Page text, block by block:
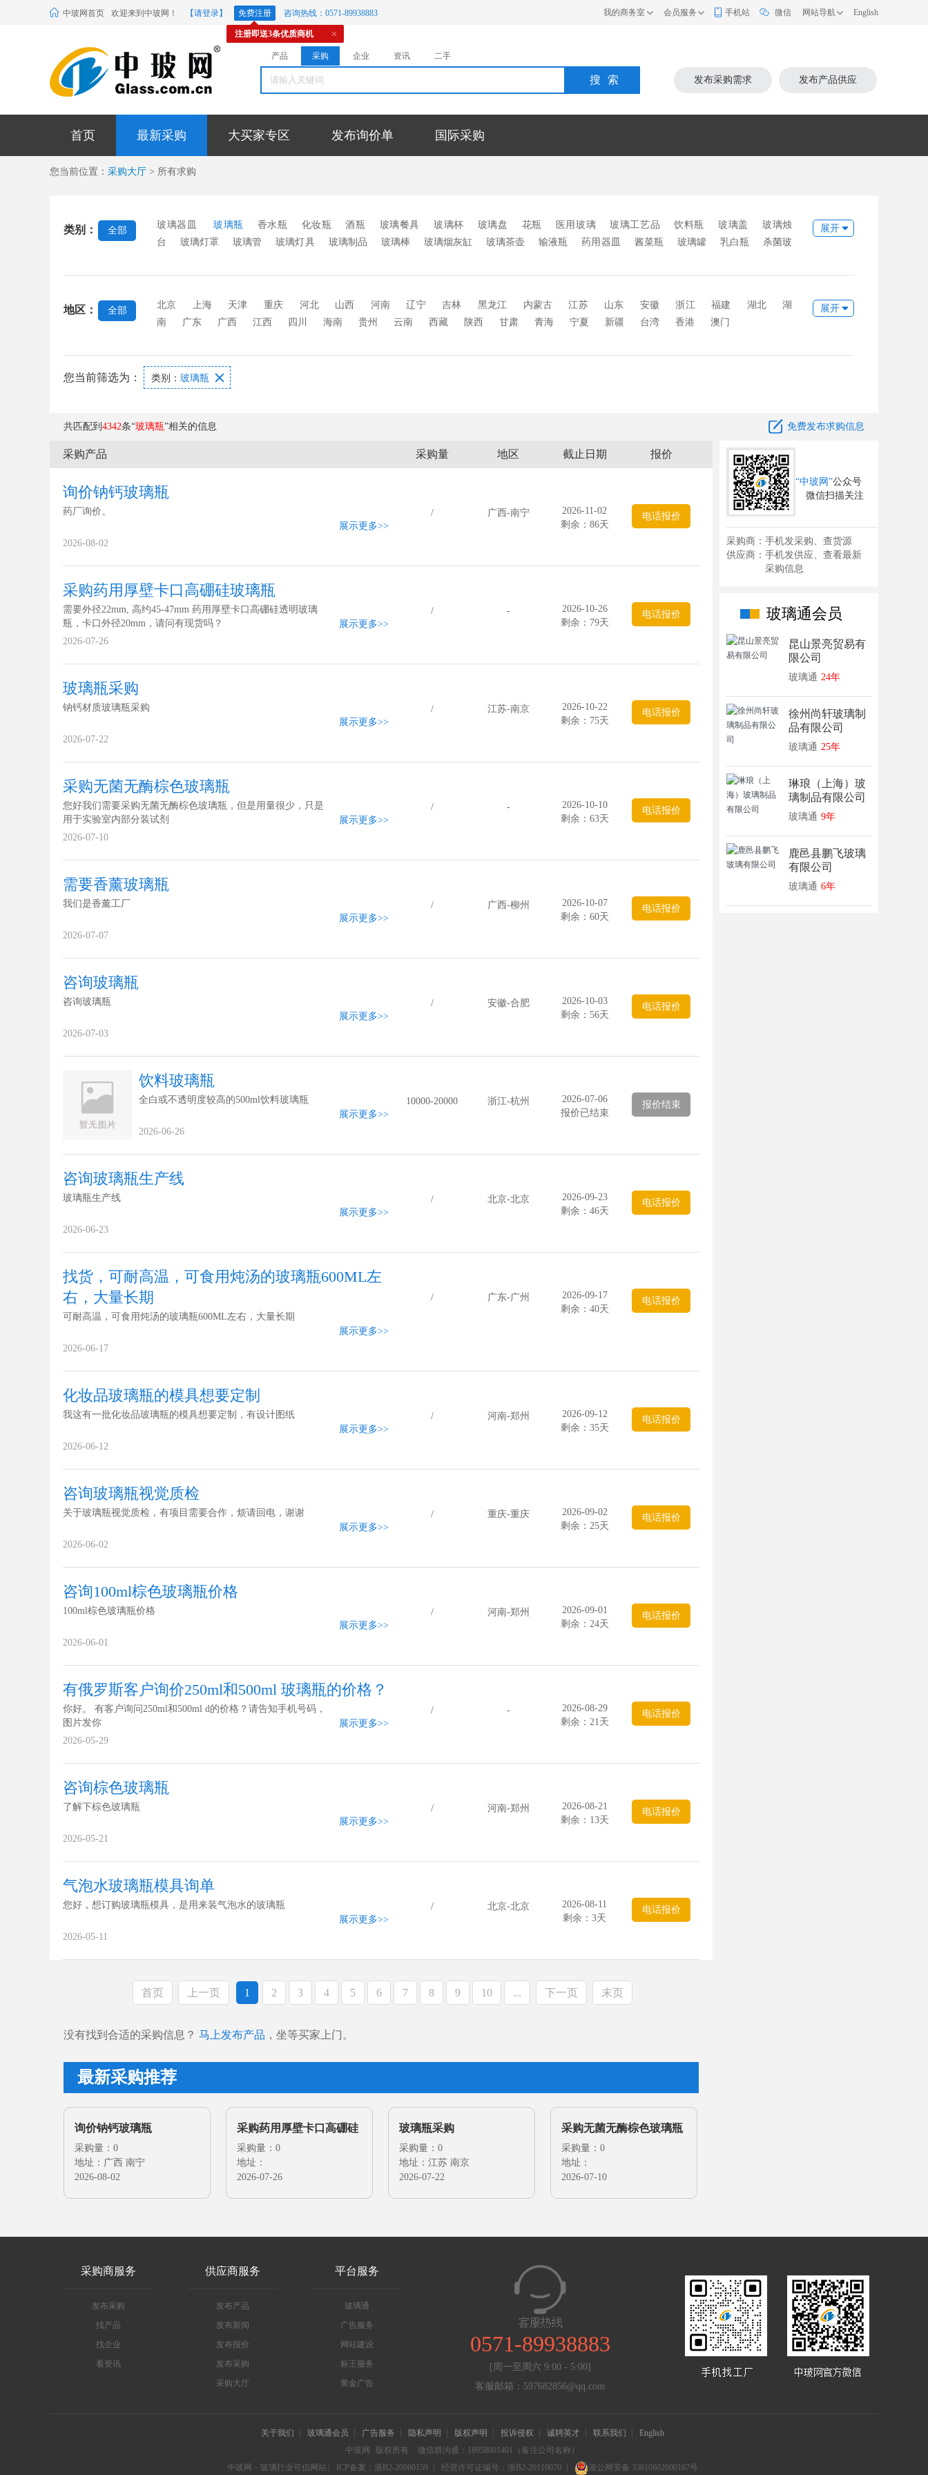
中玻网首页 欢迎来到中玻网！ 【请登录】 免费注册 咨询热线：0571-89938883
注册即送3条优质商机
我的商务室 会员服务 手机站 微信 网站导航 English
产品 采购 企业 资讯 二手
搜索 发布采购需求 发布产品供应
首页 最新采购 大买家专区 发布询价单 国际采购
您当前位置： 采购大厅 > 所有求购
类别： 全部
玻璃器皿 玻璃瓶 香水瓶 化妆瓶 酒瓶 玻璃餐具 玻璃杯 玻璃盘 花瓶 医用玻璃 玻璃工艺品 饮料瓶 玻璃盖
玻璃烛
台
玻璃灯罩 玻璃管 玻璃灯具 玻璃制品 玻璃棒 玻璃烟灰缸 玻璃茶壶 输液瓶 药用器皿 酱菜瓶 玻璃罐 乳白瓶
杀菌玻
缸
相框玻璃 玻璃调料瓶 包装托盘 其它
展开
地区： 全部
北京 上海 天津 重庆 河北 山西 河南 辽宁 吉林 黑龙江 内蒙古 江苏 山东 安徽 浙江 福建 湖北
湖
南
广东 广西 江西 四川 海南 贵州 云南 西藏 陕西 甘肃 青海 宁夏 新疆 台湾 香港 澳门
展开
您当前筛选为： 类别： 玻璃瓶 
共匹配到 4342条“玻璃瓶”相关的信息  免费发布求购信息
采购产品 采购量 地区 截止日期 报价
询价钠钙玻璃瓶
药厂询价。
展示更多>>
2026-08-02
/ 广西-南宁
2026-11-02
剩余：86天
电话报价
采购药用厚壁卡口高硼硅玻璃瓶
需要外径22mm, 高约45-47mm 药用厚壁卡口高硼硅透明玻璃
瓶，卡口外径20mm，请问有现货吗？
展示更多>>
2026-07-26
/ -
2026-10-26
剩余：79天
电话报价
玻璃瓶采购
钠钙材质玻璃瓶采购
展示更多>>
2026-07-22
/ 江苏-南京
2026-10-22
剩余：75天
电话报价
采购无菌无酶棕色玻璃瓶
您好我们需要采购无菌无酶棕色玻璃瓶，但是用量很少，只是
用于实验室内部分装试剂
展示更多>>
2026-07-10
/ -
2026-10-10
剩余：63天
电话报价
需要香薰玻璃瓶
我们是香薰工厂
展示更多>>
2026-07-07
/ 广西-柳州
2026-10-07
剩余：60天
电话报价
咨询玻璃瓶
咨询玻璃瓶
展示更多>>
2026-07-03
/ 安徽-合肥
2026-10-03
剩余：56天
电话报价
饮料玻璃瓶
全白或不透明度较高的500ml饮料玻璃瓶
展示更多>>
2026-06-26
10000-20000 浙江-杭州
2026-07-06
报价已结束
报价结束
咨询玻璃瓶生产线
玻璃瓶生产线
展示更多>>
2026-06-23
/ 北京-北京
2026-09-23
剩余：46天
电话报价
找货，可耐高温，可食用炖汤的玻璃瓶600ML左
右，大量长期
可耐高温，可食用炖汤的玻璃瓶600ML左右，大量长期
展示更多>>
2026-06-17
/ 广东-广州
2026-09-17
剩余：40天
电话报价
化妆品玻璃瓶的模具想要定制
我这有一批化妆品玻璃瓶的模具想要定制，有设计图纸
展示更多>>
2026-06-12
/ 河南-郑州
2026-09-12
剩余：35天
电话报价
咨询玻璃瓶视觉质检
关于玻璃瓶视觉质检，有项目需要合作，烦请回电，谢谢
展示更多>>
2026-06-02
/ 重庆-重庆
2026-09-02
剩余：25天
电话报价
咨询100ml棕色玻璃瓶价格
100ml棕色玻璃瓶价格
展示更多>>
2026-06-01
/ 河南-郑州
2026-09-01
剩余：24天
电话报价
有俄罗斯客户询价250ml和500ml 玻璃瓶的价格？
你好。 有客户询问250ml和500ml d的价格？请告知手机号码，
图片发你
展示更多>>
2026-05-29
/ -
2026-08-29
剩余：21天
电话报价
咨询棕色玻璃瓶
了解下棕色玻璃瓶
展示更多>>
2026-05-21
/ 河南-郑州
2026-08-21
剩余：13天
电话报价
气泡水玻璃瓶模具询单
您好，想订购玻璃瓶模具，是用来装气泡水的玻璃瓶
展示更多>>
2026-05-11
/ 北京-北京
2026-08-11
剩余：3天
电话报价
首页 上一页 1 2 3 4 5 6 7 8 9 10 ... 下一页 末页
没有找到合适的采购信息？ 马上发布产品 ，坐等买家上门。
最新采购推荐
询价钠钙玻璃瓶
采购量：0
地址：广西 南宁
2026-08-02
采购药用厚壁卡口高硼硅
玻璃瓶
采购量：0
地址：
2026-07-26
玻璃瓶采购
采购量：0
地址：江苏 南京
2026-07-22
采购无菌无酶棕色玻璃瓶
采购量：0
地址：
2026-07-10
“中玻网”公众号
微信扫描关注
采购商：手机发采购、查货源
供应商：手机发供应、查看最新
采购信息
玻璃通会员
昆山景亮贸易有
限公司
玻璃通 24年
徐州尚轩玻璃制
品有限公司
玻璃通 25年
琳琅（上海）玻
璃制品有限公司
玻璃通 9年
鹿邑县鹏飞玻璃
有限公司
玻璃通 6年
采购商服务
发布采购
找产品
找企业
看资讯
供应商服务
发布产品
发布新闻
发布报价
发布采购
采购大厅
平台服务
玻璃通
广告服务
网站建设
标王服务
黄金广告
0571-89938883
[周一至周六 9:00 - 5:00]
客服邮箱：597682856@qq.com
关于我们 玻璃通会员 广告服务 隐私声明 版权声明 投诉侵权 诚聘英才 联系我们
English
中玻网
版权所有
微信群沟通：18958001401（备注公司名称）
中玻网－玻璃行业可信网站
ICP备案：浙B2-20060159 经营许可证编号：浙B2-20110070 浙公网安备 33010602000167号